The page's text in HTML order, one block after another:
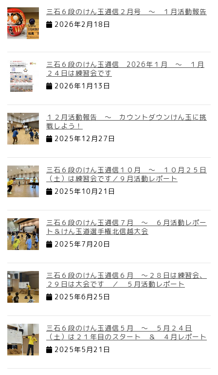
三石６段のけん玉通信２月号 ～ １月活動報告
2026年2月18日
三石６段のけん玉通信 2026年１月 ～ １月
２４日は練習会です
2026年1月13日
１２月活動報告 ～ カウントダウンけん玉に挑
戦しよう！
2025年12月27日
三石６段のけん玉通信１０月 ～ １０月２５日
（土）は練習会です／９月活動レポート
2025年10月21日
三石６段のけん玉通信７月 ～ ６月活動レポー
ト＆けん玉道選手権北信越大会
2025年7月20日
三石６段のけん玉通信６月 ～２８日は練習会、
２９日は大会です ／ ５月活動レポート
2025年6月25日
三石６段のけん玉通信５月 ～ ５月２４日
（土）は２１年目のスタート ＆ ４月レポート
2025年5月21日